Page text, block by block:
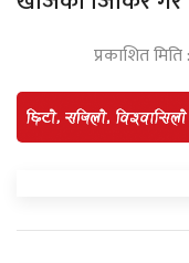
प्रकाशित